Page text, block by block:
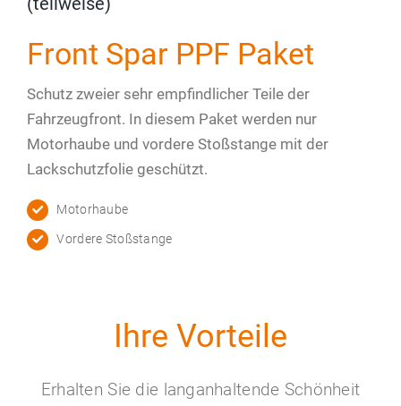
Front Spar PPF Paket
Schutz zweier sehr empfindlicher Teile der
Fahrzeugfront. In diesem Paket werden nur
Motorhaube und vordere Stoßstange mit der
Lackschutzfolie geschützt.
Motorhaube
Vordere Stoßstange
Ihre Vorteile
Erhalten Sie die langanhaltende Schönheit